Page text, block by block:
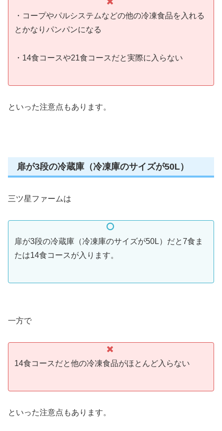
・コープやパルシステムなどの他の冷凍食品を入れる
とかなりパンパンになる
・14食コースや21食コースだと実際に入らない
といった注意点もあります。
扉が3段の冷蔵庫（冷凍庫のサイズが50L）
三ツ星ファームは
扉が3段の冷蔵庫（冷凍庫のサイズが50L）だと7食ま
たは14食コースが入ります。
一方で
14食コースだと他の冷凍食品がほとんど入らない
といった注意点もあります。